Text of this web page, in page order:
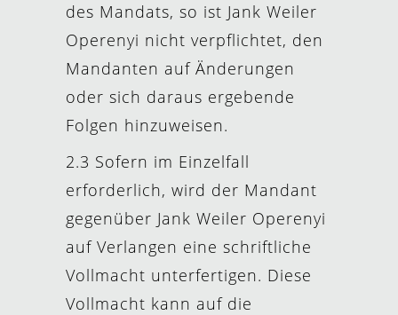
des Mandats, so ist Jank Weiler
Operenyi nicht verpflichtet, den
Mandanten auf Änderungen
oder sich daraus ergebende
Folgen hinzuweisen.
2.3 Sofern im Einzelfall
erforderlich, wird der Mandant
gegenüber Jank Weiler Operenyi
auf Verlangen eine schriftliche
Vollmacht unterfertigen. Diese
Vollmacht kann auf die